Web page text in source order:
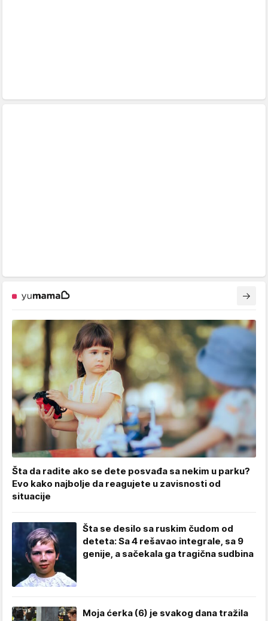
Šta da radite ako se dete posvađa sa nekim u parku?
Evo kako najbolje da reagujete u zavisnosti od
situacije
Šta se desilo sa ruskim čudom od
deteta: Sa 4 rešavao integrale, sa 9
genije, a sačekala ga tragična sudbina
Moja ćerka (6) je svakog dana tražila